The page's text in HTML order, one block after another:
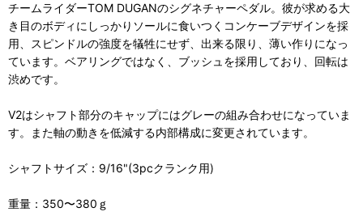
チームライダーTOM DUGANのシグネチャーペダル。彼が求める大
き目のボディにしっかりソールに食いつくコンケーブデザインを採
用、スピンドルの強度を犠牲にせず、出来る限り、薄い作りになっ
ています。ベアリングではなく、ブッシュを採用しており、回転は
渋めです。
V2はシャフト部分のキャップにはグレーの組み合わせになっていま
す。また軸の動きを低減する内部構成に変更されています。
シャフトサイズ：9/16"(3pcクランク用)
重量：350〜380ｇ